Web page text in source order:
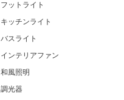
フットライト
キッチンライト
バスライト
インテリアファン
和風照明
調光器